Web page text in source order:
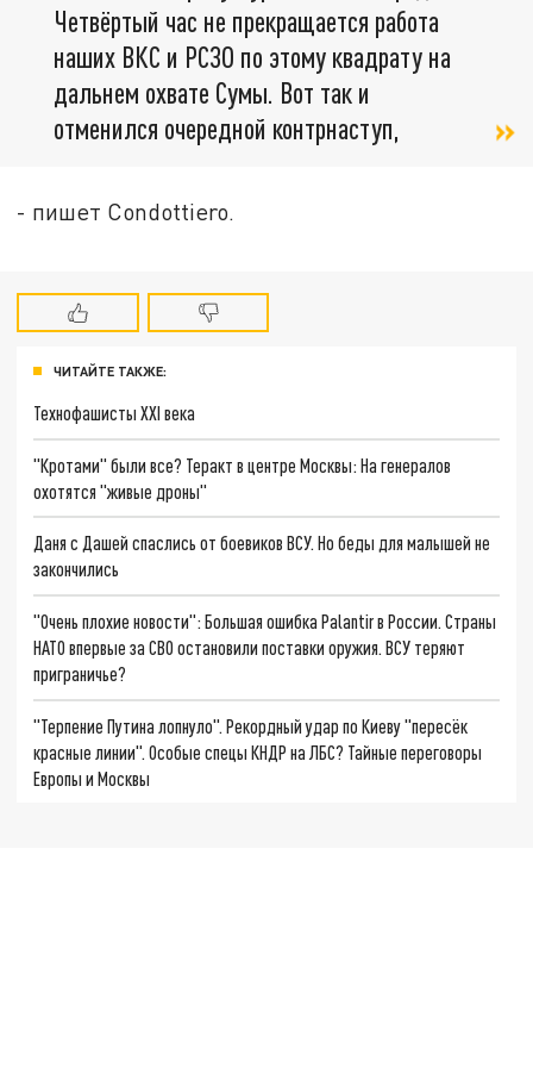
Четвёртый час не прекращается работа
наших ВКС и РСЗО по этому квадрату на
дальнем охвате Сумы. Вот так и
отменился очередной контрнаступ,
- пишет Condottiero.
ЧИТАЙТЕ ТАКЖЕ:
Технофашисты XXI века
"Кротами" были все? Теракт в центре Москвы: На генералов
охотятся "живые дроны"
Даня с Дашей спаслись от боевиков ВСУ. Но беды для малышей не
закончились
"Очень плохие новости": Большая ошибка Palantir в России. Страны
НАТО впервые за СВО остановили поставки оружия. ВСУ теряют
приграничье?
"Терпение Путина лопнуло". Рекордный удар по Киеву "пересёк
красные линии". Особые спецы КНДР на ЛБС? Тайные переговоры
Европы и Москвы